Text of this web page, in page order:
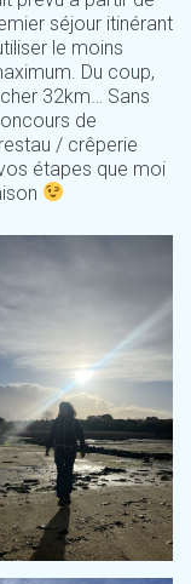
séjour itinérant
le moins
Du coup,
32km… Sans
de
/ crêperie
étapes que moi